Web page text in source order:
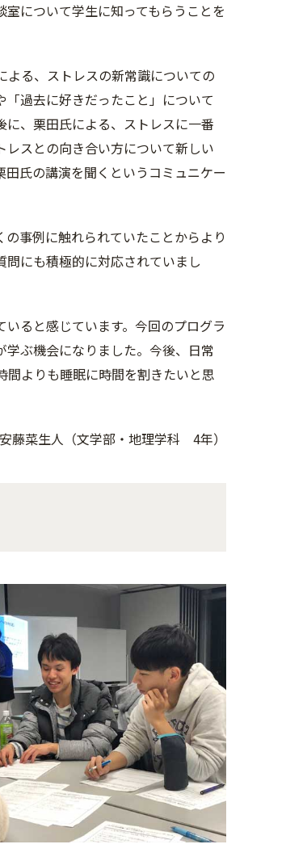
について学生に知ってもらうことを
る、ストレスの新常識についての
過去に好きだったこと」について
、栗田氏による、ストレスに一番
スとの向き合い方について新しい
氏の講演を聞くというコミュニケー
事例に触れられていたことからより
にも積極的に対応されていまし
ると感じています。今回のプログラ
ぶ機会になりました。今後、日常
よりも睡眠に時間を割きたいと思
藤菜生人（文学部・地理学科 4年）